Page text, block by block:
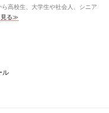
高校生、大学生や社会人、シニア
見る≫
ル